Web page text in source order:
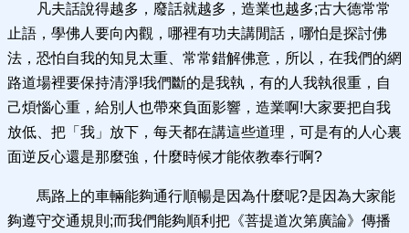
凡夫話說得越多，廢話就越多，造業也越多;古大德常常
止語，學佛人要向內觀，哪裡有功夫講閒話，哪怕是探討佛
法，恐怕自我的知見太重、常常錯解佛意，所以，在我們的網
路道場裡要保持清淨!我們斷的是我執，有的人我執很重，自
己煩惱心重，給別人也帶來負面影響，造業啊!大家要把自我
放低、把「我」放下，每天都在講這些道理，可是有的人心裏
面逆反心還是那麼強，什麼時候才能依教奉行啊?
馬路上的車輛能夠通行順暢是因為什麼呢?是因為大家能
夠遵守交通規則;而我們能夠順利把《菩提道次第廣論》傳播